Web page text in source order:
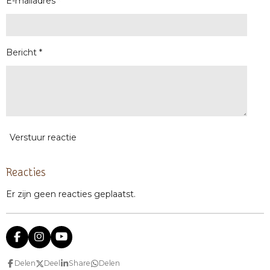
Bericht *
Verstuur reactie
Reacties
Er zijn geen reacties geplaatst.
F
a
c
I
n
s
Y
o
u
Delen Deel Share Delen